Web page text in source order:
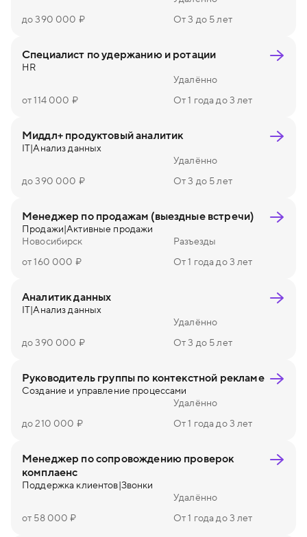
до 390 000 ₽
От 3 до 5 лет
Специалист по удержанию и ротации
HR
Удалённо
от 114 000 ₽
От 1 года до 3 лет
Миддл+ продуктовый аналитик
IT|Анализ данных
Удалённо
до 390 000 ₽
От 3 до 5 лет
Менеджер по продажам (выездные встречи)
Продажи|Активные продажи
Новосибирск
Разъезды
от 160 000 ₽
От 1 года до 3 лет
Аналитик данных
IT|Анализ данных
Удалённо
до 390 000 ₽
От 3 до 5 лет
Руководитель группы по контекстной рекламе
Создание и управление процессами
Удалённо
до 210 000 ₽
От 1 года до 3 лет
Менеджер по сопровождению проверок
комплаенс
Поддержка клиентов|Звонки
Удалённо
от 58 000 ₽
От 1 года до 3 лет